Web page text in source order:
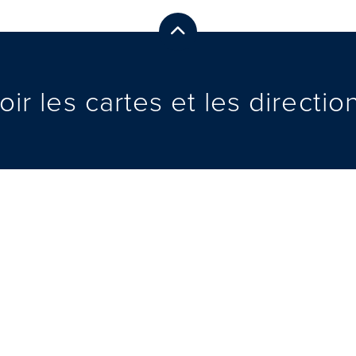
See Maps & Directions
les cartes et les